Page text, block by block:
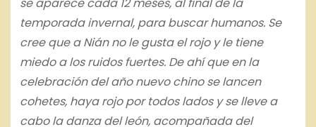
se aparece cada 12 meses, al final de la
temporada invernal, para buscar humanos. Se
cree que a Nián no le gusta el rojo y le tiene
miedo a los ruidos fuertes. De ahí que en la
celebración del año nuevo chino se lancen
cohetes, haya rojo por todos lados y se lleve a
cabo la danza del león, acompañada del